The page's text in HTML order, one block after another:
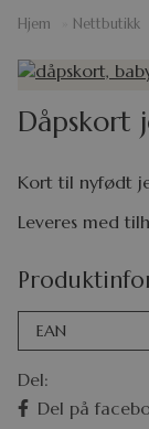
Hjem Nettbutikk
Dåpskort
Kort til nyfødt
Leveres med
Del:
Del på
EAN